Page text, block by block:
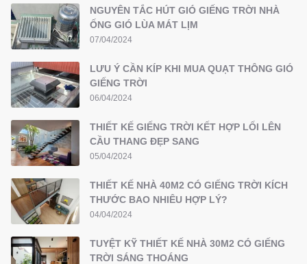
NGUYÊN TẮC HÚT GIÓ GIẾNG TRỜI NHÀ
ỐNG GIÓ LÙA MÁT LỊM
07/04/2024
LƯU Ý CẦN KÍP KHI MUA QUẠT THÔNG GIÓ
GIẾNG TRỜI
06/04/2024
THIẾT KẾ GIẾNG TRỜI KẾT HỢP LỐI LÊN
CẦU THANG ĐẸP SANG
05/04/2024
THIẾT KẾ NHÀ 40M2 CÓ GIẾNG TRỜI KÍCH
THƯỚC BAO NHIÊU HỢP LÝ?
04/04/2024
TUYỆT KỸ THIẾT KẾ NHÀ 30M2 CÓ GIẾNG
TRỜI SÁNG THOÁNG